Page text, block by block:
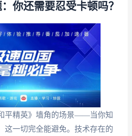
你还需要忍受卡顿吗？
平精英》墙角的场景——当你知
这一切完全能避免。技术存在的